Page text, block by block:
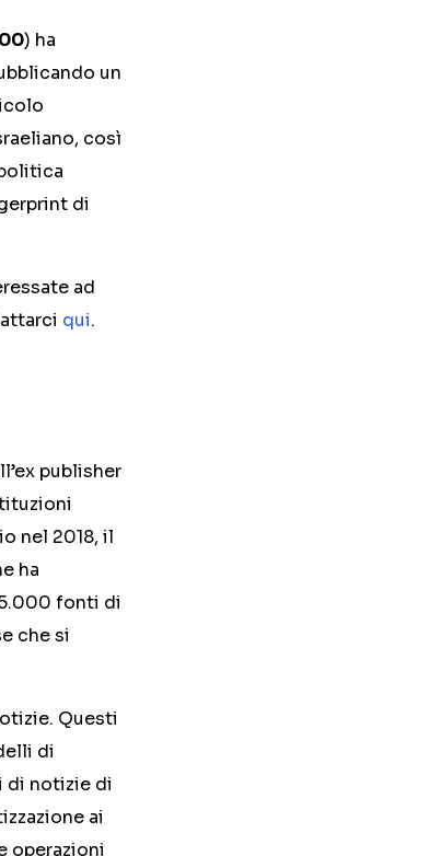
) ha
un
così
di
ad
qui.
publisher
nel 2018, il
ha
fonti di
che si
Questi
di
di notizie di
ai
operazioni